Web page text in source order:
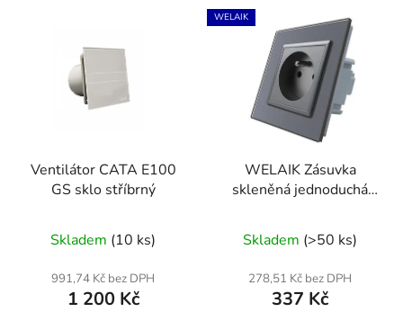
Ventilátor CATA E100
GS sklo stříbrný
Skladem (10 ks)
991,74 Kč bez DPH
1 200 Kč
WELAIK
WELAIK Zásuvka
skleněná jednoduchá
Skladem (>50 ks)
278,51 Kč bez DPH
337 Kč